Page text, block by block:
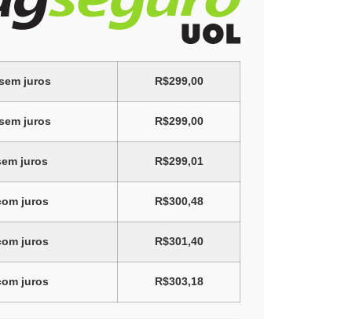
juros R$299,00
juros R$299,00
juros R$299,01
juros R$300,48
juros R$301,40
juros R$303,18